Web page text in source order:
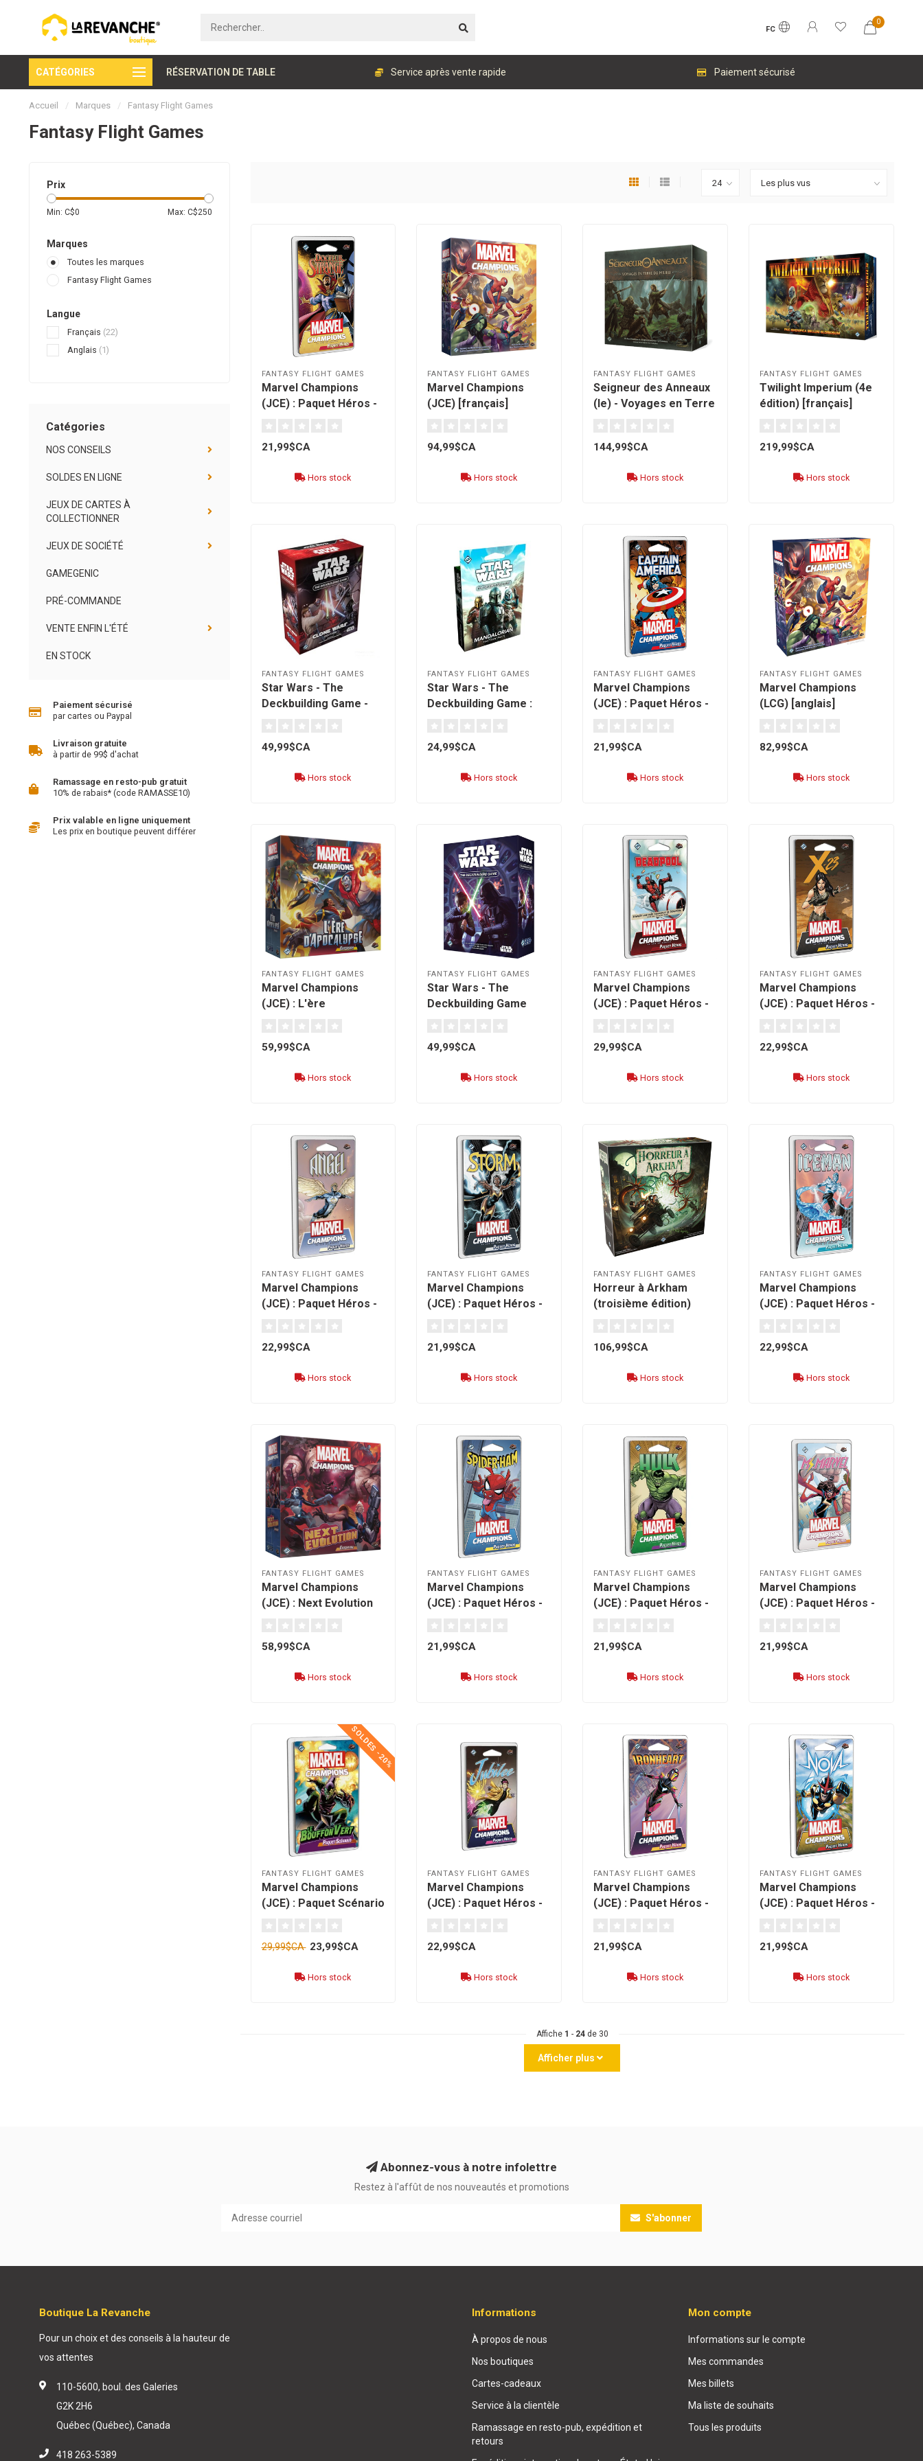
FC
0
CATÉGORIES RÉSERVATION DE TABLE
Paiement sécurisé Service après vente rapide Paiement sécurisé
Accueil / Marques / Fantasy Flight Games
Fantasy Flight Games
Prix
Min: C$0 Max: C$250
Marques
Toutes les marques
Fantasy Flight Games
Langue
Français (22)
Anglais (1)
Catégories
NOS CONSEILS
SOLDES EN LIGNE
JEUX DE CARTES À
COLLECTIONNER
JEUX DE SOCIÉTÉ
GAMEGENIC
PRÉ-COMMANDE
VENTE ENFIN L'ÉTÉ
EN STOCK
Paiement sécurisé
par cartes ou Paypal
Livraison gratuite
à partir de 99$ d'achat
Ramassage en resto-pub gratuit
10% de rabais* (code RAMASSE10)
Prix valable en ligne uniquement
Les prix en boutique peuvent différer
FANTASY FLIGHT GAMES
Marvel Champions
(JCE) : Paquet Héros -
21,99$CA
Hors stock
FANTASY FLIGHT GAMES
Marvel Champions
(JCE) [français]
94,99$CA
Hors stock
FANTASY FLIGHT GAMES
Seigneur des Anneaux
(le) - Voyages en Terre
144,99$CA
Hors stock
FANTASY FLIGHT GAMES
Twilight Imperium (4e
édition) [français]
219,99$CA
Hors stock
FANTASY FLIGHT GAMES
Star Wars - The
Deckbuilding Game -
49,99$CA
Hors stock
FANTASY FLIGHT GAMES
Star Wars - The
Deckbuilding Game :
24,99$CA
Hors stock
FANTASY FLIGHT GAMES
Marvel Champions
(JCE) : Paquet Héros -
21,99$CA
Hors stock
FANTASY FLIGHT GAMES
Marvel Champions
(LCG) [anglais]
82,99$CA
Hors stock
FANTASY FLIGHT GAMES
Marvel Champions
(JCE) : L'ère
59,99$CA
Hors stock
FANTASY FLIGHT GAMES
Star Wars - The
Deckbuilding Game
49,99$CA
Hors stock
FANTASY FLIGHT GAMES
Marvel Champions
(JCE) : Paquet Héros -
29,99$CA
Hors stock
FANTASY FLIGHT GAMES
Marvel Champions
(JCE) : Paquet Héros -
22,99$CA
Hors stock
FANTASY FLIGHT GAMES
Marvel Champions
(JCE) : Paquet Héros -
22,99$CA
Hors stock
FANTASY FLIGHT GAMES
Marvel Champions
(JCE) : Paquet Héros -
21,99$CA
Hors stock
FANTASY FLIGHT GAMES
Horreur à Arkham
(troisième édition)
106,99$CA
Hors stock
FANTASY FLIGHT GAMES
Marvel Champions
(JCE) : Paquet Héros -
22,99$CA
Hors stock
FANTASY FLIGHT GAMES
Marvel Champions
(JCE) : Next Evolution
58,99$CA
Hors stock
FANTASY FLIGHT GAMES
Marvel Champions
(JCE) : Paquet Héros -
21,99$CA
Hors stock
FANTASY FLIGHT GAMES
Marvel Champions
(JCE) : Paquet Héros -
21,99$CA
Hors stock
FANTASY FLIGHT GAMES
Marvel Champions
(JCE) : Paquet Héros -
21,99$CA
Hors stock
SOLDES -20%
FANTASY FLIGHT GAMES
Marvel Champions
(JCE) : Paquet Scénario
29,99$CA 23,99$CA
Hors stock
FANTASY FLIGHT GAMES
Marvel Champions
(JCE) : Paquet Héros -
22,99$CA
Hors stock
FANTASY FLIGHT GAMES
Marvel Champions
(JCE) : Paquet Héros -
21,99$CA
Hors stock
FANTASY FLIGHT GAMES
Marvel Champions
(JCE) : Paquet Héros -
21,99$CA
Hors stock
Affiche 1 - 24de 30
Afficher plus
Abonnez-vous à notre infolettre
Restez à l'affût de nos nouveautés et promotions
S'abonner
Boutique La Revanche
Pour un choix et des conseils à la hauteur de
vos attentes
110-5600, boul. des Galeries
G2K 2H6
Québec (Québec), Canada
418 263-5389
Informations
À propos de nous
Nos boutiques
Cartes-cadeaux
Service à la clientèle
Ramassage en resto-pub, expédition et
retours
Mon compte
Informations sur le compte
Mes commandes
Mes billets
Ma liste de souhaits
Tous les produits